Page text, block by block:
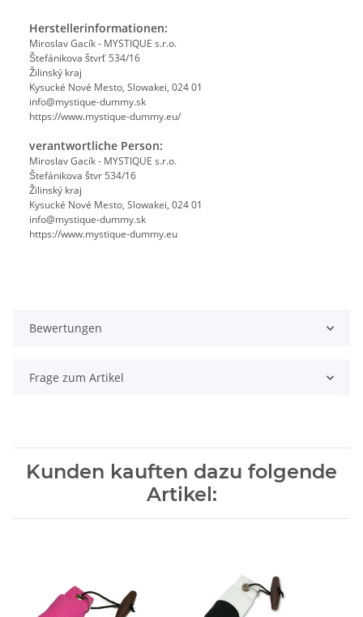
Herstellerinformationen:
Miroslav Gacík - MYSTIQUE s.r.o.
Štefánikova štvrť 534/16
Žilinský kraj
Kysucké Nové Mesto, Slowakei, 024 01
info@mystique-dummy.sk
https://www.mystique-dummy.eu/
verantwortliche Person:
Miroslav Gacík - MYSTIQUE s.r.o.
Štefánikova štvr 534/16
Žilinský kraj
Kysucké Nové Mesto, Slowakei, 024 01
info@mystique-dummy.sk
https://www.mystique-dummy.eu
Bewertungen
Frage zum Artikel
Kunden kauften dazu folgende
Artikel: